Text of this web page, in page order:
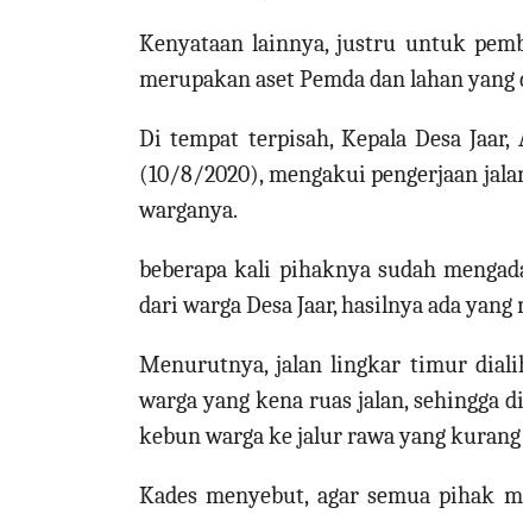
Kenyataan lainnya, justru untuk
merupakan aset Pemda dan lahan
Di tempat terpisah, Kepala Desa
(10/8/2020), mengakui pengerjaan
warganya.
beberapa kali pihaknya sudah
dari warga Desa Jaar, hasilnya ada
Menurutnya, jalan lingkar timur
warga yang kena ruas jalan,
kebun warga ke jalur rawa yang
Kades menyebut, agar semua pihak